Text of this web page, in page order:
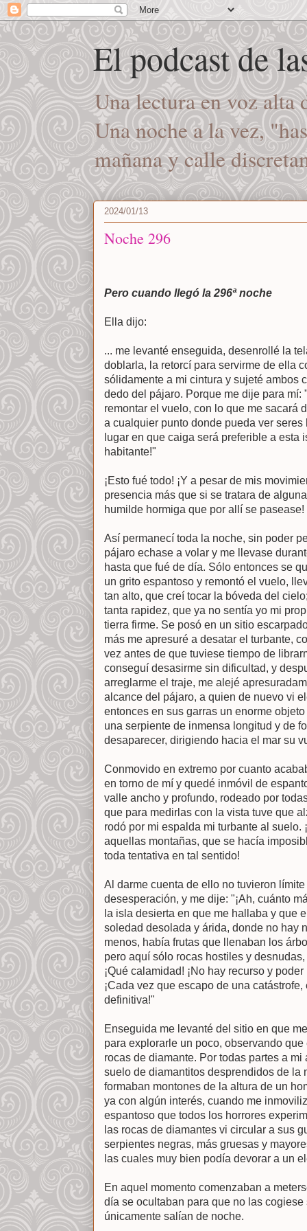
El podcast de
Una lectura en voz alta
Una noche a la vez,
mañana y calle
2024/01/13
Noche 296
Pero cuando llegó la 296ª noche
Ella dijo:
... me levanté enseguida, desenrollé la
doblarla, la retorcí para servirme de ella
sólidamente a mi cintura y sujeté ambos
dedo del pájaro. Porque me dije para mí:
remontar el vuelo, con lo que me sacará
a cualquier punto donde pueda ver
lugar en que caiga será preferible a esta
habitante!"
¡Esto fué todo! ¡Y a pesar de mis
presencia más que si se tratara de
humilde hormiga que por allí se pasease!
Así permanecí toda la noche, sin poder
pájaro echase a volar y me llevase
hasta que fué de día. Sólo entonces se
un grito espantoso y remontó el vuelo,
tan alto, que creí tocar la bóveda del
tanta rapidez, que ya no sentía yo mi
tierra firme. Se posó en un sitio
más me apresuré a desatar el turbante,
vez antes de que tuviese tiempo de
conseguí desasirme sin dificultad, y
arreglarme el traje, me alejé
alcance del pájaro, a quien de nuevo vi
entonces en sus garras un enorme
una serpiente de inmensa longitud y de
desaparecer, dirigiendo hacia el mar su
Conmovido en extremo por cuanto
en torno de mí y quedé inmóvil de
valle ancho y profundo, rodeado por
que para medirlas con la vista tuve que
rodó por mi espalda mi turbante al suelo.
aquellas montañas, que se hacía
toda tentativa en tal sentido!
Al darme cuenta de ello no tuvieron
desesperación, y me dije: "¡Ah, cuánto
la isla desierta en que me hallaba y que
soledad desolada y árida, donde no hay
menos, había frutas que llenaban los
pero aquí sólo rocas hostiles y
¡Qué calamidad! ¡No hay recurso y
¡Cada vez que escapo de una
definitiva!"
Enseguida me levanté del sitio en que
para explorarle un poco, observando
rocas de diamante. Por todas partes a
suelo de diamantitos desprendidos de la
formaban montones de la altura de un
ya con algún interés, cuando me
espantoso que todos los horrores
las rocas de diamantes vi circular a sus
serpientes negras, más gruesas y
las cuales muy bien podía devorar a un
En aquel momento comenzaban a
día se ocultaban para que no las
únicamente salían de noche.